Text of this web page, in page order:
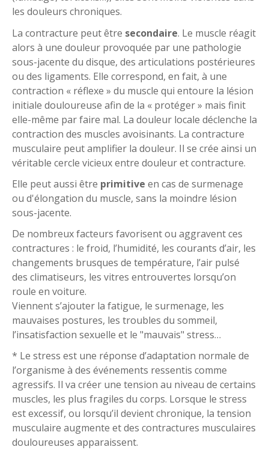
les douleurs chroniques.
La contracture peut être secondaire. Le muscle réagit
alors à une douleur provoquée par une pathologie
sous-jacente du disque, des articulations postérieures
ou des ligaments. Elle correspond, en fait, à une
contraction « réflexe » du muscle qui entoure la lésion
initiale douloureuse afin de la « protéger » mais finit
elle-même par faire mal. La douleur locale déclenche la
contraction des muscles avoisinants. La contracture
musculaire peut amplifier la douleur. Il se crée ainsi un
véritable cercle vicieux entre douleur et contracture.
Elle peut aussi être primitive en cas de surmenage
ou d'élongation du muscle, sans la moindre lésion
sous-jacente.
De nombreux facteurs favorisent ou aggravent ces
contractures : le froid, l’humidité, les courants d’air, les
changements brusques de température, l’air pulsé
des climatiseurs, les vitres entrouvertes lorsqu’on
roule en voiture.
Viennent s’ajouter la fatigue, le surmenage, les
mauvaises postures, les troubles du sommeil,
l’insatisfaction sexuelle et le "mauvais" stress…
* Le stress est une réponse d’adaptation normale de
l’organisme à des événements ressentis comme
agressifs. Il va créer une tension au niveau de certains
muscles, les plus fragiles du corps. Lorsque le stress
est excessif, ou lorsqu’il devient chronique, la tension
musculaire augmente et des contractures musculaires
douloureuses apparaissent.